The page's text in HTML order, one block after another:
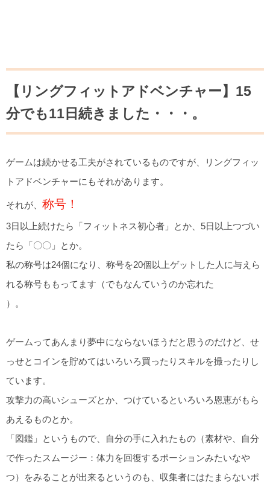
【リングフィットアドベンチャー】15
分でも11日続きました・・・。
ゲームは続かせる工夫がされているものですが、リングフィッ
トアドベンチャーにもそれがあります。
それが、 称号！
3日以上続けたら「フィットネス初心者」とか、5日以上つづい
たら「〇〇」とか。
私の称号は24個になり、称号を20個以上ゲットした人に与えら
れる称号ももってます（でもなんていうのか忘れた
）。
ゲームってあんまり夢中にならないほうだと思うのだけど、せ
っせとコインを貯めてはいろいろ買ったりスキルを撮ったりし
ています。
攻撃力の高いシューズとか、つけているといろいろ恩恵がもら
あえるものとか。
「図鑑」というもので、自分の手に入れたもの（素材や、自分
で作ったスムージー：体力を回復するポーションみたいなや
つ）をみることが出来るというのも、収集者にはたまらないポ